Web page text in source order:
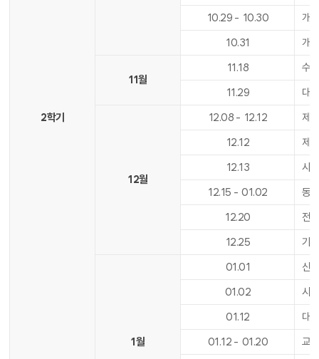
2학기
10.29 - 10.30
개
10.31 개
11월
11.18
수
11.29 대
12월
12.08 - 12.12
제2
12.12
제2
12.13
사
12.15 - 01.02
동
12.20
전
12.25 기
1월
01.01
신
01.02
시
01.12
대
01.12 - 01.20
교